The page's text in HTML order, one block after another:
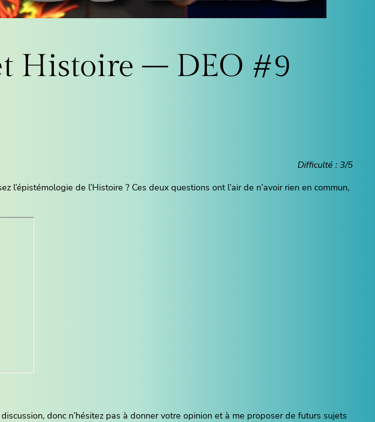
Histoire – DEO #9
Difficulté : 3/5
l’épistémologie de l’Histoire ? Ces deux questions ont l’air de n’avoir rien en commun,
donc n’hésitez pas à donner votre opinion et à me proposer de futurs sujets